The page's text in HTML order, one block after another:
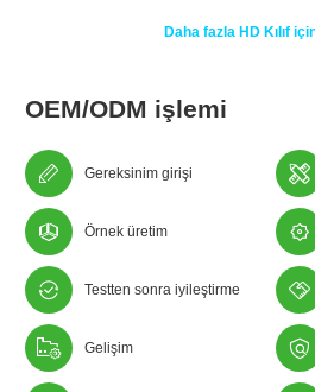
Daha fazla HD Kılıf
OEM/ODM işlemi
Gereksinim girişi
Örnek üretim
Testten sonra iyileştirme
Gelişim